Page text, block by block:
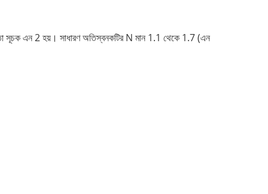
সূচক এন 2 হয়। সাধারণ অতিস্বনকটির N মান 1.1 থেকে 1.7 (এন